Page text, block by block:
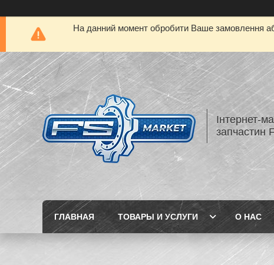
На данний момент обробити Ваше замовлення
Інтернет-
запчастин
ГЛАВНАЯ ТОВАРЫ И УСЛУГИ О НАС